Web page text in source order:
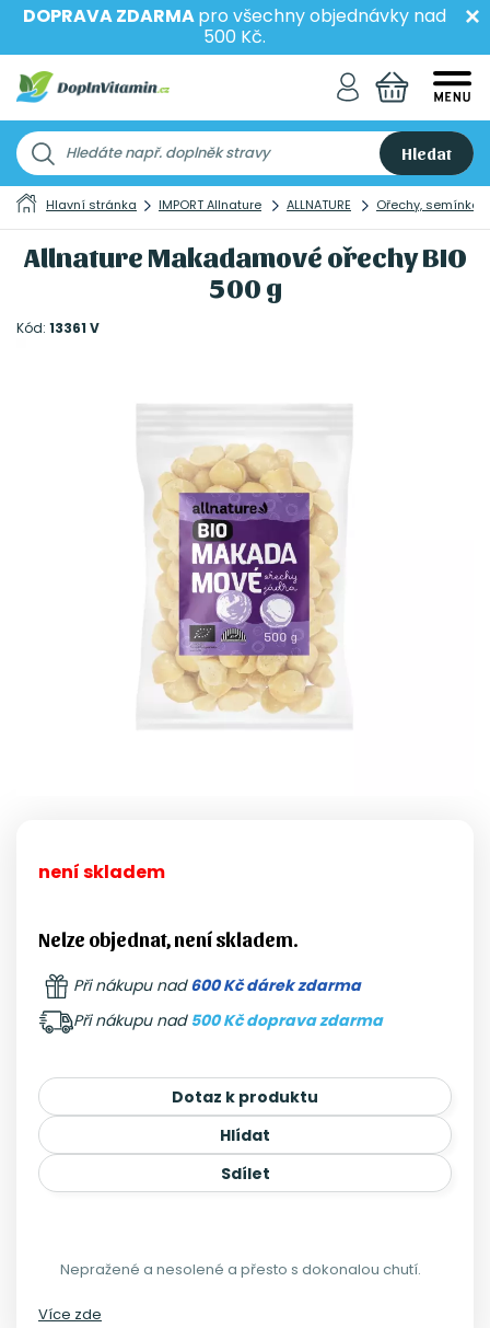
DOPRAVA ZDARMApro všechny objednávky nad
500 Kč.
Hledat
Hlavní stránka IMPORT Allnature ALLNATURE Ořechy, semínka
Allnature Makadamové ořechy BIO
500 g
Kód: 13361 V
není skladem
Nelze objednat, není skladem.
Při nákupu nad600 Kč dárek zdarma
Při nákupu nad 500 Kč doprava zdarma
Dotaz k produktu
Hlídat
Sdílet
Nepražené a nesolené a přesto s dokonalou chutí.
Více zde